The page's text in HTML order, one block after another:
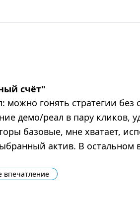
счёт"
можно гонять стратегии
демо/реал в пару кликов,
базовые, мне хватает,
актив. В остальном